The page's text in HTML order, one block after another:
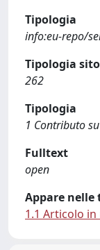
Tipologia
info:eu-repo/
Tipologia
262
Tipologia
1 Contributo
Fulltext
open
Appare nelle
1.1 Articolo in